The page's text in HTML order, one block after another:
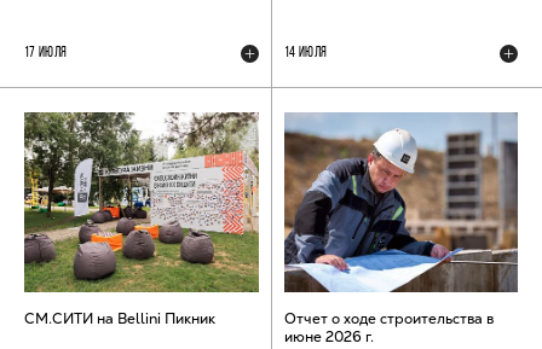
17 ИЮЛЯ 14 ИЮЛЯ
СМ.СИТИ на Bellini Пикник
Отчет о ходе строительства в
июне 2026 г.